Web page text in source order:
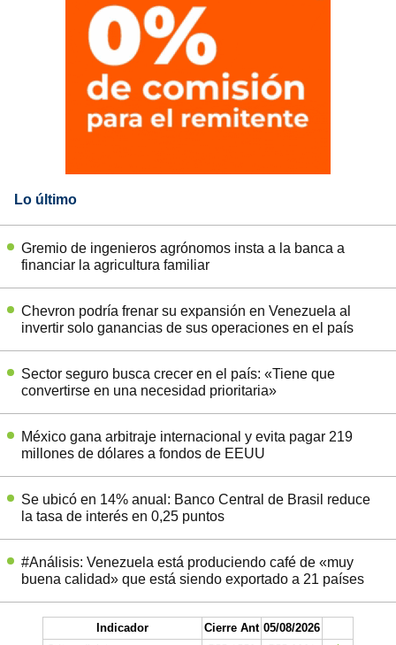
Lo último
Gremio de ingenieros agrónomos insta a la banca a
financiar la agricultura familiar
Chevron podría frenar su expansión en Venezuela al
invertir solo ganancias de sus operaciones en el país
Sector seguro busca crecer en el país: «Tiene que
convertirse en una necesidad prioritaria»
México gana arbitraje internacional y evita pagar 219
millones de dólares a fondos de EEUU
Se ubicó en 14% anual: Banco Central de Brasil reduce
la tasa de interés en 0,25 puntos
#Análisis: Venezuela está produciendo café de «muy
buena calidad» que está siendo exportado a 21 países
Indicador Cierre Ant 05/08/2026